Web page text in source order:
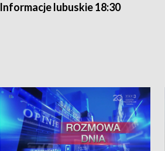
Informacje lubuskie 18:30